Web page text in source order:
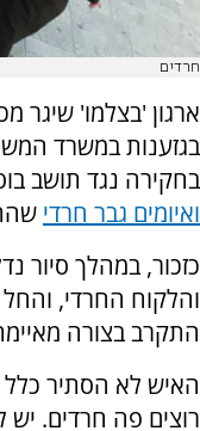
חרדים
ארגון 'בצלמו' שיגר
בגזענות במשרד
בחקירה נגד תושב
ואיומים גבר חרדי
כזכור, במהלך סיור
והלקוח החרדי,
התקרב בצורה
האיש לא הסתיר
רוצים פה חרדים.